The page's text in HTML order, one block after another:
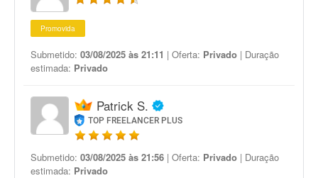
Promovida
Submetido: 03/08/2025 às 21:11 | Oferta: Privado | Duração
estimada: Privado
Patrick S.
TOP FREELANCER PLUS
Submetido: 03/08/2025 às 21:56 | Oferta: Privado | Duração
estimada: Privado